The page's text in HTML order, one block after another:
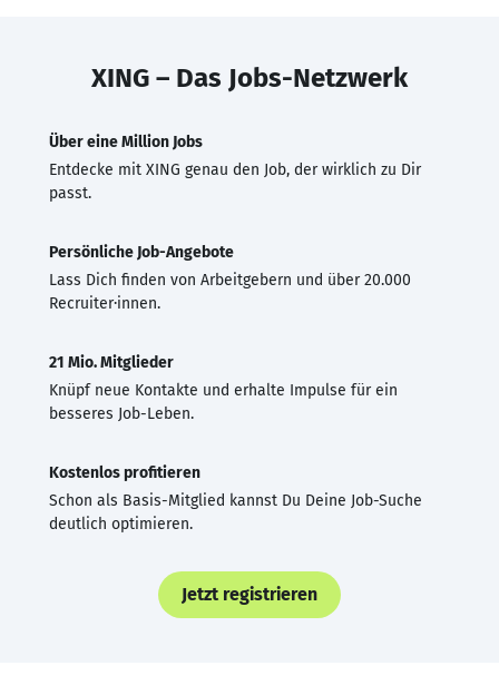
XING – Das Jobs-Netzwerk
Über eine Million Jobs
Entdecke mit XING genau den Job, der wirklich zu Dir
passt.
Persönliche Job-Angebote
Lass Dich finden von Arbeitgebern und über 20.000
Recruiter·innen.
21 Mio. Mitglieder
Knüpf neue Kontakte und erhalte Impulse für ein
besseres Job-Leben.
Kostenlos profitieren
Schon als Basis-Mitglied kannst Du Deine Job-Suche
deutlich optimieren.
Jetzt registrieren